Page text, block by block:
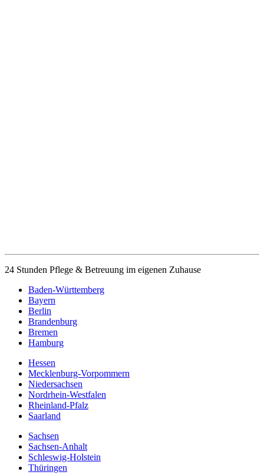
24 Stunden Pflege & Betreuung im eigenen Zuhause
Baden-Württemberg
Bayern
Berlin
Brandenburg
Bremen
Hamburg
Hessen
Mecklenburg-Vorpommern
Niedersachsen
Nordrhein-Westfalen
Rheinland-Pfalz
Saarland
Sachsen
Sachsen-Anhalt
Schleswig-Holstein
Thüringen